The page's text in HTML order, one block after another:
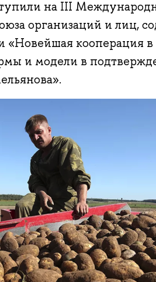
на III
организаций и лиц,
«Новейшая кооперация в
и модели в